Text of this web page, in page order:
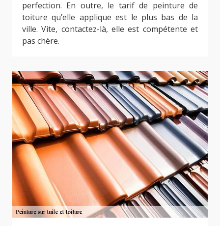
perfection. En outre, le tarif de peinture de
toiture qu’elle applique est le plus bas de la
ville. Vite, contactez-là, elle est compétente et
pas chère.